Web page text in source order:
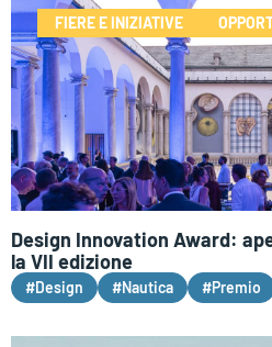
FIERE E INIZIATIVE
Design Innovation Award:
la VII edizione
#Design #Nautica #Premio